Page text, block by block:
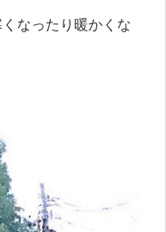
なったり暖かくな